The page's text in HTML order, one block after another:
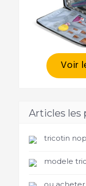
Voir
Articles les
tricotin
modele
ou